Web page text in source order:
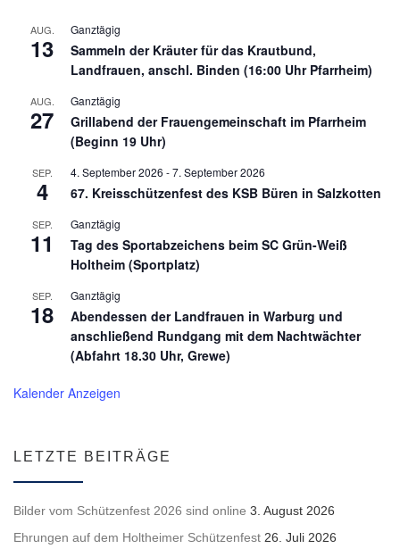
AUG.
13
Ganztägig
Sammeln der Kräuter für das Krautbund,
Landfrauen, anschl. Binden (16:00 Uhr Pfarrheim)
AUG.
27
Ganztägig
Grillabend der Frauengemeinschaft im Pfarrheim
(Beginn 19 Uhr)
SEP.
4
4. September 2026 -7. September 2026
67. Kreisschützenfest des KSB Büren in Salzkotten
SEP.
11
Ganztägig
Tag des Sportabzeichens beim SC Grün-Weiß
Holtheim (Sportplatz)
SEP.
18
Ganztägig
Abendessen der Landfrauen in Warburg und
anschließend Rundgang mit dem Nachtwächter
(Abfahrt 18.30 Uhr, Grewe)
Kalender Anzeigen
LETZTE BEITRÄGE
Bilder vom Schützenfest 2026 sind online 3. August 2026
Ehrungen auf dem Holtheimer Schützenfest 26. Juli 2026